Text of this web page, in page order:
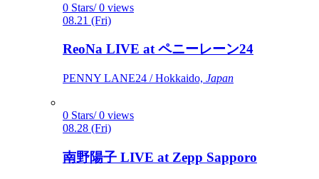
0 Stars/ 0 views
08.21 (Fri)
ReoNa LIVE at ペニーレーン24
PENNY LANE24 / Hokkaido, Japan
0 Stars/ 0 views
08.28 (Fri)
南野陽子 LIVE at Zepp Sapporo